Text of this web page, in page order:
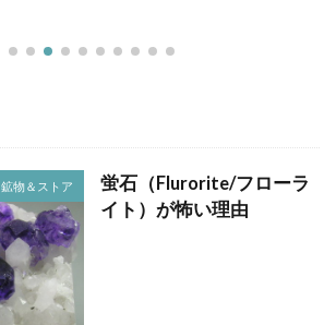
鉱物＆ストア
蛍石（Flurorite/フローラ
イト）が怖い理由